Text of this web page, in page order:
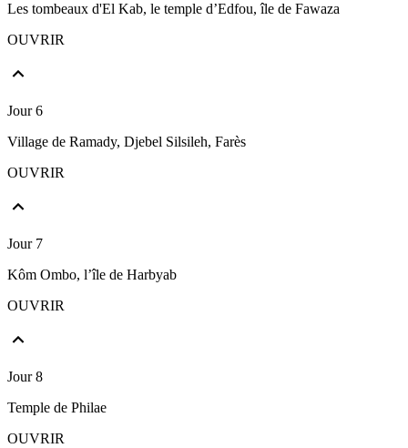
Les tombeaux d'El Kab, le temple d’Edfou, île de Fawaza
OUVRIR
Jour 6
Village de Ramady, Djebel Silsileh, Farès
OUVRIR
Jour 7
Kôm Ombo, l’île de Harbyab
OUVRIR
Jour 8
Temple de Philae
OUVRIR